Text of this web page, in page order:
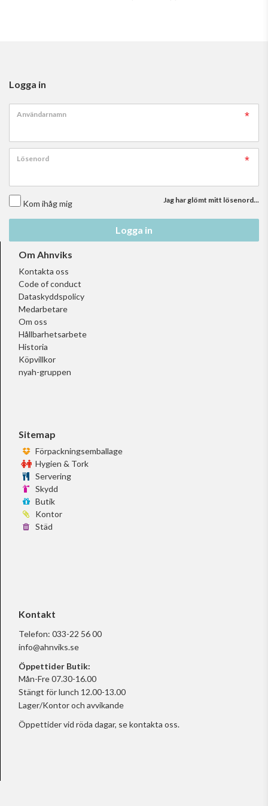
Logga in
Användarnamn
Lösenord
Kom ihåg mig Jag har glömt mitt lösenord...
Logga in
Om Ahnviks
Kontakta oss
Code of conduct
Dataskyddspolicy
Medarbetare
Om oss
Hållbarhetsarbete
Historia
Köpvillkor
nyah-gruppen
Sitemap
Förpackningsemballage
Hygien & Tork
Servering
Skydd
Butik
Kontor
Städ
Kontakt
Telefon: 033-22 56 00
info@ahnviks.se
Öppettider Butik:
Mån-Fre 07.30-16.00
Stängt för lunch 12.00-13.00
Lager/Kontor och avvikande
Öppettider vid röda dagar, sekontakta oss.